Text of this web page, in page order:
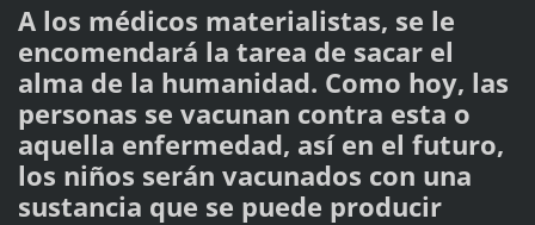
A los médicos materialistas, se le
encomendará la tarea de sacar el
alma de la humanidad. Como hoy, las
personas se vacunan contra esta o
aquella enfermedad, así en el futuro,
los niños serán vacunados con una
sustancia que se puede producir